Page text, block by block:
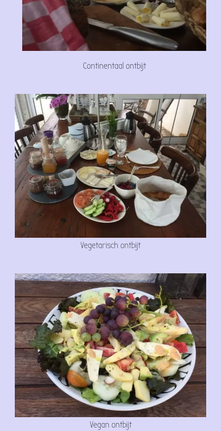
Continentaal ontbijt
Vegetarisch ontbijt
Vegan ontbijt